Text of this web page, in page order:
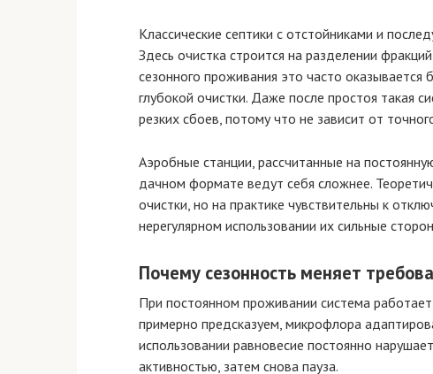
Классические септики с отстойниками и
Здесь очистка строится на разделении
сезонного проживания это часто
глубокой очистки. Даже после простоя такая
резких сбоев, потому что не зависит от
Аэробные станции, рассчитанные на
дачном формате ведут себя сложнее.
очистки, но на практике чувствительны к
нерегулярном использовании их сильные
Почему сезонность меняет
При постоянном проживании система
примерно предсказуем, микрофлора
использовании равновесие постоянно
активностью, затем снова пауза.